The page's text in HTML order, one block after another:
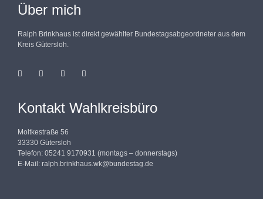
Über mich
Ralph Brinkhaus ist direkt gewählter Bundestagsabgeordneter aus dem
Kreis Gütersloh.
Kontakt Wahlkreisbüro
Moltkestraße 56
33330 Gütersloh
Telefon: 05241 9170931 (montags – donnerstags)
E-Mail: ralph.brinkhaus.wk@bundestag.de